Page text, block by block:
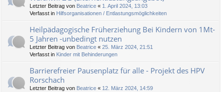
Letzter Beitrag von Beatrice « 1. April 2024, 13:03
Verfasst in Hilfsorganisationen / Entlastungsmöglichkeiten
Heilpädagogische Früherziehung Bei Kindern von 1Mt-
5 Jahren -unbedingt nutzen
Letzter Beitrag von Beatrice « 25. März 2024, 21:51
Verfasst in Kinder mit Behinderungen
Barrierefreier Pausenplatz für alle - Projekt des HPV
Rorschach
Letzter Beitrag von Beatrice « 12. März 2024, 14:59